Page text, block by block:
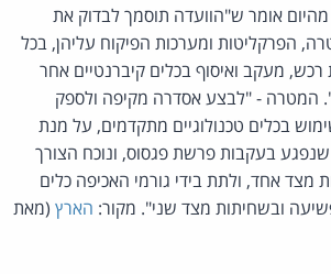
אומר ש"הוועדה תוסמך לבדוק את
הפרקליטות ומערכות הפיקוח עליהן, בכל
רכש, מעקב ואיסוף בכלים קיברנטיים אחר
המטרה - "לבצע אסדרה מקיפה ולספק
בכלים טכנולוגיים מתקדמים, על מנת
בעקבות פרשת פגסוס, ונוכח הצורך
מצד אחד, ולתת בידי גורמי האכיפה כלים
ובשחיתות מצד שני". מקור: הארץ (מאת